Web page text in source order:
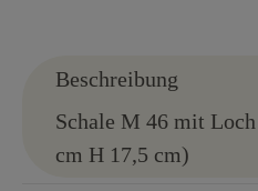
Beschreibung
Schale M 46 mit
cm H 17,5 cm)